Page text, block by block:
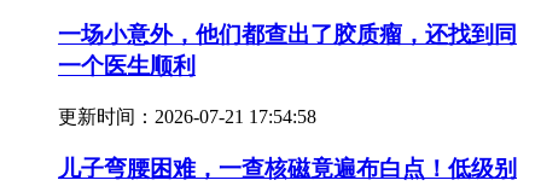
一场小意外，他们都查出了胶质瘤，还找到同
一个医生顺利
更新时间： 2026-07-21 17:54:58
儿子弯腰困难，一查核磁竟遍布白点！低级别